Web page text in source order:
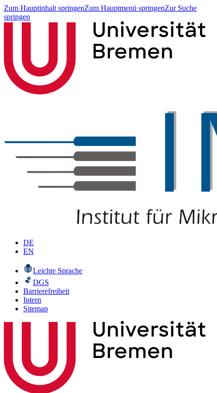
Zum Hauptinhalt springenZum Hauptmenü springenZur Suche
springen
DE
EN
Leichte Sprache
DGS
Barrierefreiheit
Intern
Sitemap